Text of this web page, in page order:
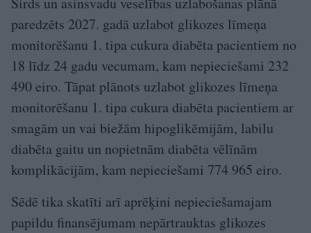
paredzēts 2027. gadā uzlabot glikozes līmeņa
monitorēšanu 1. tipa cukura diabēta pacientiem no
18 līdz 24 gadu vecumam, kam nepieciešami 232
490 eiro. Tāpat plānots uzlabot glikozes līmeņa
monitorēšanu 1. tipa cukura diabēta pacientiem ar
smagām un vai biežām hipoglikēmijām, labilu
diabēta gaitu un nopietnām diabēta vēlīnām
komplikācijām, kam nepieciešami 774 965 eiro.
Sēdē tika skatīti arī aprēķini nepieciešamajam
papildu finansējumam nepārtrauktas glikozes